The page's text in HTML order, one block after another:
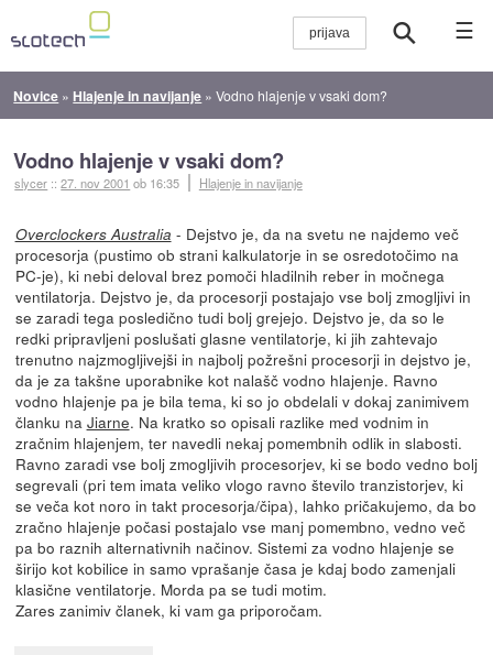
☰
Novice » Hlajenje in navijanje »Vodno hlajenje v vsaki dom?
Vodno hlajenje v vsaki dom?
slycer ::27. nov 2001 ob 16:35 Hlajenje in navijanje
Overclockers Australia - Dejstvo je, da na svetu ne najdemo več
procesorja (pustimo ob strani kalkulatorje in se osredotočimo na
PC-je), ki nebi deloval brez pomoči hladilnih reber in močnega
ventilatorja. Dejstvo je, da procesorji postajajo vse bolj zmogljivi in
se zaradi tega posledično tudi bolj grejejo. Dejstvo je, da so le
redki pripravljeni poslušati glasne ventilatorje, ki jih zahtevajo
trenutno najzmogljivejši in najbolj požrešni procesorji in dejstvo je,
da je za takšne uporabnike kot nalašč vodno hlajenje. Ravno
vodno hlajenje pa je bila tema, ki so jo obdelali v dokaj zanimivem
članku na Jiarne. Na kratko so opisali razlike med vodnim in
zračnim hlajenjem, ter navedli nekaj pomembnih odlik in slabosti.
Ravno zaradi vse bolj zmogljivih procesorjev, ki se bodo vedno bolj
segrevali (pri tem imata veliko vlogo ravno število tranzistorjev, ki
se veča kot noro in takt procesorja/čipa), lahko pričakujemo, da bo
zračno hlajenje počasi postajalo vse manj pomembno, vedno več
pa bo raznih alternativnih načinov. Sistemi za vodno hlajenje se
širijo kot kobilice in samo vprašanje časa je kdaj bodo zamenjali
klasične ventilatorje. Morda pa se tudi motim.
Zares zanimiv članek, ki vam ga priporočam.